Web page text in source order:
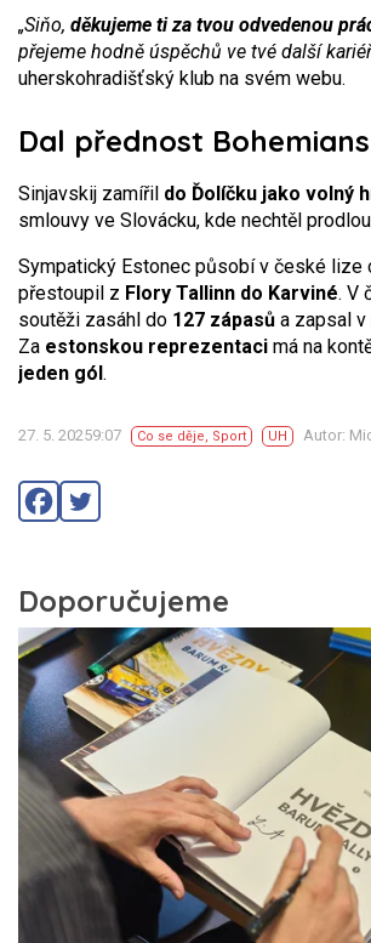
„Siňo, děkujeme ti za tvou odvedenou
přejeme hodně úspěchů ve tvé další
uherskohradišťský klub na svém webu.
Dal přednost Bohemians
Sinjavskij zamířil do Ďolíčku jako volný
smlouvy ve Slovácku, kde nechtěl
Sympatický Estonec působí v české lize
přestoupil z Flory Tallinn do Karviné. V
soutěži zasáhl do 127 zápasů a zapsal v
Za estonskou reprezentaci má na
jeden gól.
27. 5. 20259:07 Co se děje, Sport UH Autor: